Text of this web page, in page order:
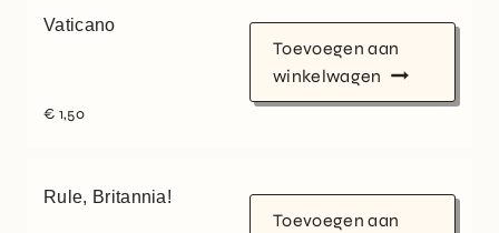
Vaticano
€ 1,50
Toevoegen aan
winkelwagen
Rule, Britannia!
Toevoegen aan